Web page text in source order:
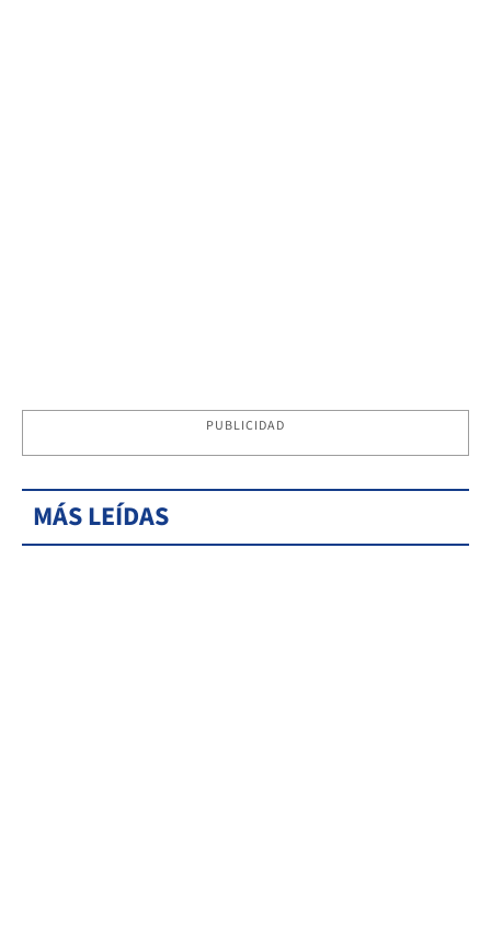
PUBLICIDAD
MÁS LEÍDAS